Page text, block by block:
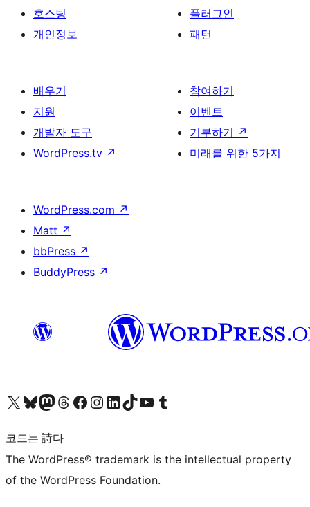
호스팅
개인정보
플러그인
패턴
배우기
지원
개발자 도구
WordPress.tv ↗
참여하기
이벤트
기부하기 ↗
미래를 위한 5가지
WordPress.com ↗
Matt ↗
bbPress ↗
BuddyPress ↗
X(이전 트위터) 계정 방문하기블루스카이 계정 방문하기마스토돈 계정 방문하기스레드 계정 방문하기 페이스북 페이지 방문하기인스타그램 계정 방문하기 LinkedIn 계정 방문하기틱톡 계정 방문하기유튜브 채널 방문하기 텀블러 계정 방문하기
코드는 詩다
The WordPress® trademark is the intellectual property
of the WordPress Foundation.